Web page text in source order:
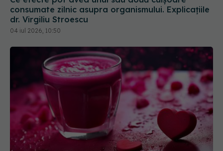
consumate zilnic asupra organismului. Explicațiile
dr. Virgiliu Stroescu
04 iul 2026, 10:50